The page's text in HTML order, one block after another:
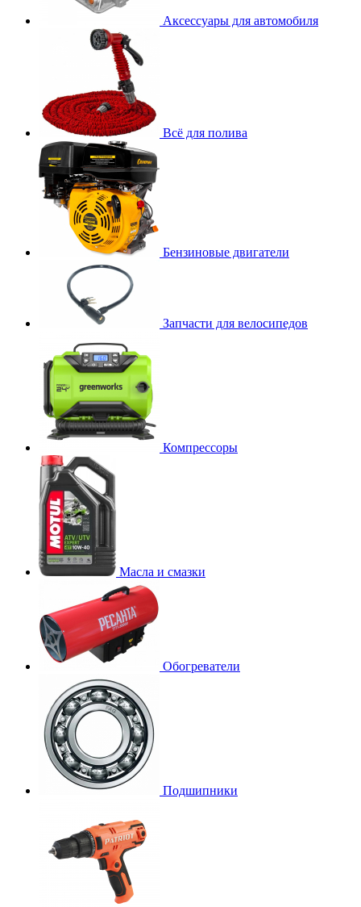
Аксессуары для автомобиля
Всё для полива
Бензиновые двигатели
Запчасти для велосипедов
Компрессоры
Масла и смазки
Обогреватели
Подшипники